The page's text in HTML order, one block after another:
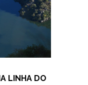
LINHA DO